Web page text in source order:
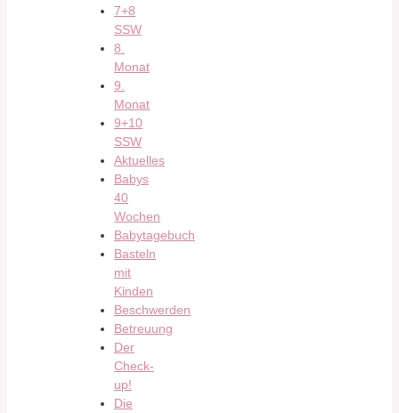
7+8
SSW
8.
Monat
9.
Monat
9+10
SSW
Aktuelles
Babys
40
Wochen
Babytagebuch
Basteln
mit
Kinden
Beschwerden
Betreuung
Der
Check-
up!
Die